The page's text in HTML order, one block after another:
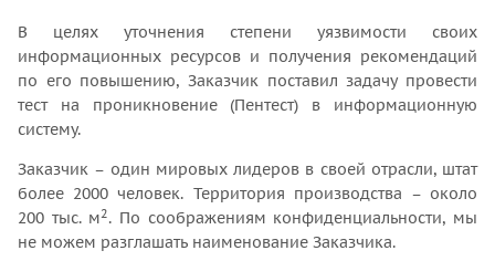
В целях уточнения степени уязвимости своих
информационных ресурсов и получения рекомендаций
по его повышению, Заказчик поставил задачу провести
тест на проникновение (Пентест) в информационную
систему.
Заказчик – один мировых лидеров в своей отрасли, штат
более 2000 человек. Территория производства – около
200 тыс. м2. По соображениям конфиденциальности, мы
не можем разглашать наименование Заказчика.